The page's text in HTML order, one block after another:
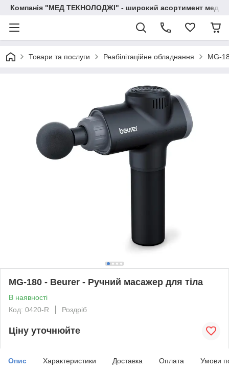
Компанія "МЕД ТЕКНОЛОДЖІ" - широкий асортимент
Товари та послуги Реабілітаційне обладнання MG-
MG-180 - Beurer - Ручний масажер для тіла
В наявності
Код: 0420-R
Роздріб
Ціну уточнюйте
Опис Характеристики Доставка Оплата Умови